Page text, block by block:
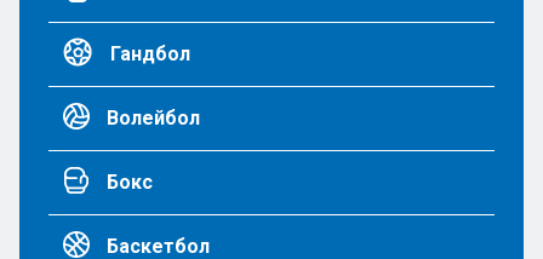
Гандбол
Волейбол
Бокс
Баскетбол